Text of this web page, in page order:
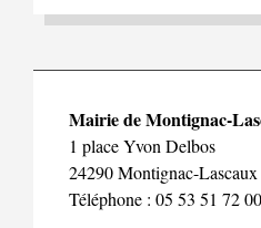
Mairie de Montignac-
1 place Yvon Delbos
24290 Montignac-Lascaux
Téléphone : 05 53 51 72 00